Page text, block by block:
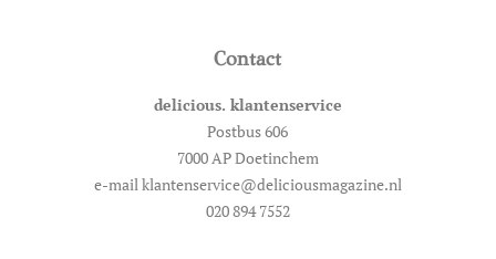
Contact
delicious. klantenservice
Postbus 606
7000 AP Doetinchem
e-mail klantenservice@deliciousmagazine.nl
020 894 7552